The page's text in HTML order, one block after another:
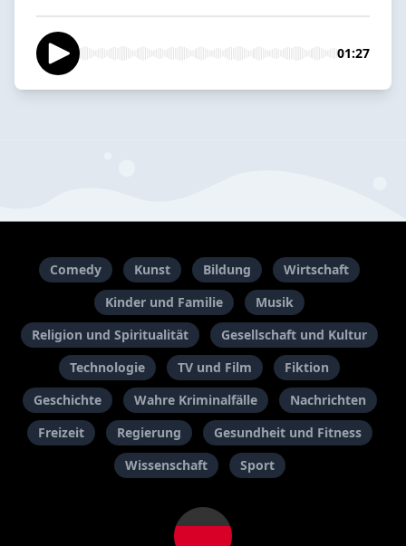
01:27
Comedy Kunst Bildung
Wirtschaft
Kinder und Familie
Musik
Religion und Spiritualität
Gesellschaft und Kultur
Technologie
TV und Film
Fiktion
Geschichte
Wahre Kriminalfälle
Nachrichten
Freizeit
Regierung
Gesundheit und Fitness
Wissenschaft
Sport